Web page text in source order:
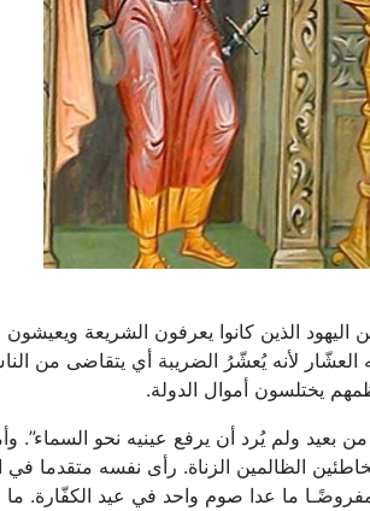
اليهود الذين كانوا يعرفون الشريعة
العشّار لأنه يُعشّرُ الضريبة أي يتقاضى من
يختلسون أموال الدولة.
بعيد ولم يُرد أن يرفع عينيه نحو السماء”.
الظالمين الزناة. رأى نفسه متقدما في
ما عدا صوم واحد في عيد الكفّارة. ما